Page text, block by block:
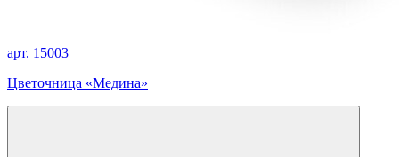
арт. 15003
Цветочница «Медина»